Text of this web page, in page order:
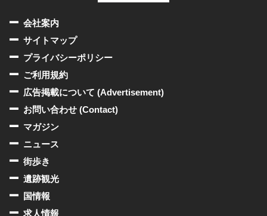
会社案内
サイトマップ
プライバシーポリシー
ご利用規約
広告掲載について (Advertisement)
お問い合わせ (Contact)
マガジン
ニュース
街歩き
遺跡観光
国情報
求人情報